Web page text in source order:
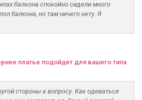
балкона спокойно сидели много
балкона, но там ничего нету. Я
платье подойдет для вашего типа
стороны к вопросу. Как одеваться